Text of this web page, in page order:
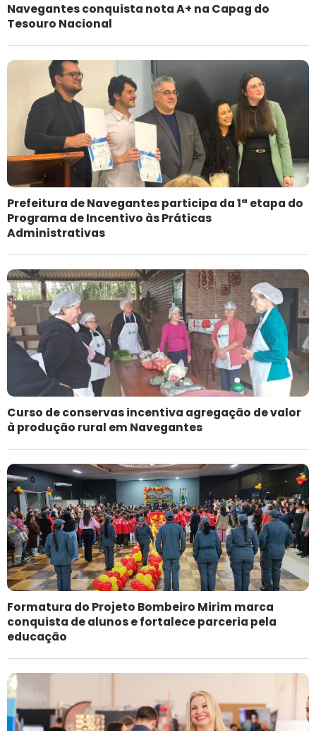
Navegantes conquista nota A+ na Capag do
Tesouro Nacional
Prefeitura de Navegantes participa da 1ª etapa do
Programa de Incentivo às Práticas
Administrativas
Curso de conservas incentiva agregação de valor
à produção rural em Navegantes
Formatura do Projeto Bombeiro Mirim marca
conquista de alunos e fortalece parceria pela
educação